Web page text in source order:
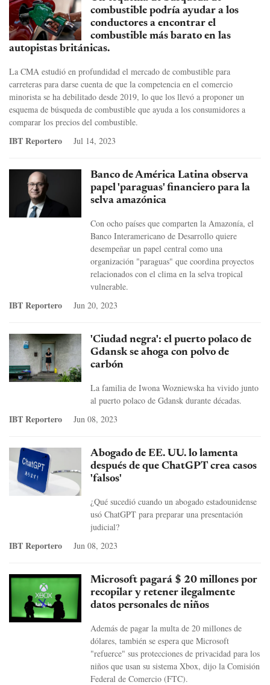
combustible podría ayudar a los
conductores a encontrar el
combustible más barato en las
autopistas británicas.
La CMA estudió en profundidad el mercado de combustible para
carreteras para darse cuenta de que la competencia en el comercio
minorista se ha debilitado desde 2019, lo que los llevó a proponer un
esquema de búsqueda de combustible que ayuda a los consumidores a
comparar los precios del combustible.
IBT Reportero Jul 14, 2023
Banco de América Latina observa
papel 'paraguas' financiero para la
selva amazónica
Con ocho países que comparten la Amazonía, el
Banco Interamericano de Desarrollo quiere
desempeñar un papel central como una
organización "paraguas" que coordina proyectos
relacionados con el clima en la selva tropical
vulnerable.
IBT Reportero Jun 20, 2023
'Ciudad negra': el puerto polaco de
Gdansk se ahoga con polvo de
carbón
La familia de Iwona Wozniewska ha vivido junto
al puerto polaco de Gdansk durante décadas.
IBT Reportero Jun 08, 2023
Abogado de EE. UU. lo lamenta
después de que ChatGPT crea casos
'falsos'
¿Qué sucedió cuando un abogado estadounidense
usó ChatGPT para preparar una presentación
judicial?
IBT Reportero Jun 08, 2023
Microsoft pagará $ 20 millones por
recopilar y retener ilegalmente
datos personales de niños
Además de pagar la multa de 20 millones de
dólares, también se espera que Microsoft
"refuerce" sus protecciones de privacidad para los
niños que usan su sistema Xbox, dijo la Comisión
Federal de Comercio (FTC).